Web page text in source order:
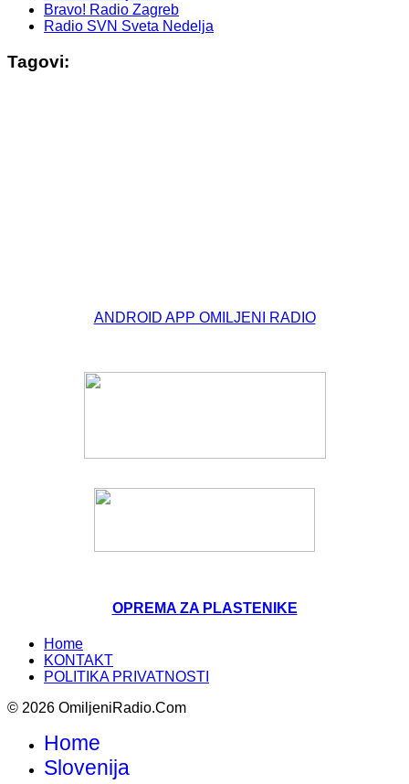
Bravo! Radio Zagreb
Radio SVN Sveta Nedelja
Tagovi:
ANDROID APP OMILJENI RADIO
OPREMA ZA PLASTENIKE
Home
KONTAKT
POLITIKA PRIVATNOSTI
© 2026 OmiljeniRadio.Com
Home
Slovenija